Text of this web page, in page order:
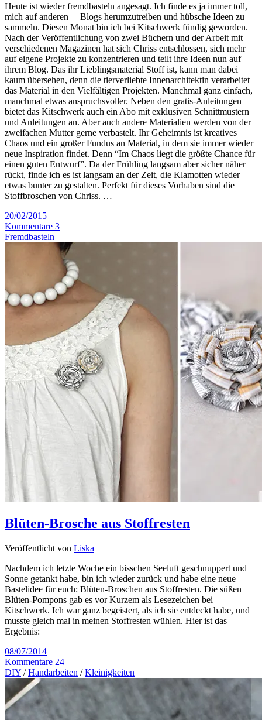
Heute ist wieder fremdbasteln angesagt. Ich finde es ja immer toll,
mich auf anderen Blogs herumzutreiben und hübsche Ideen zu
sammeln. Diesen Monat bin ich bei Kitschwerk fündig geworden.
Nach der Veröffentlichung von zwei Büchern und der Arbeit mit
verschiedenen Magazinen hat sich Chriss entschlossen, sich mehr
auf eigene Projekte zu konzentrieren und teilt ihre Ideen nun auf
ihrem Blog. Das ihr Lieblingsmaterial Stoff ist, kann man dabei
kaum übersehen, denn die tierverliebte Innenarchitektin verarbeitet
das Material in den Vielfältigen Projekten. Manchmal ganz einfach,
manchmal etwas anspruchsvoller. Neben den gratis-Anleitungen
bietet das Kitschwerk auch ein Abo mit exklusiven Schnittmustern
und Anleitungen an. Aber auch andere Materialien werden von der
zweifachen Mutter gerne verbastelt. Ihr Geheimnis ist kreatives
Chaos und ein großer Fundus an Material, in dem sie immer wieder
neue Inspiration findet. Denn “Im Chaos liegt die größte Chance für
einen guten Entwurf”. Da der Frühling langsam aber sicher näher
rückt, finde ich es ist langsam an der Zeit, die Klamotten wieder
etwas bunter zu gestalten. Perfekt für dieses Vorhaben sind die
Stoffbroschen von Chriss. …
20/02/2015
Kommentare 3
Fremdbasteln
Blüten-Brosche aus Stoffresten
Veröffentlicht von Liska
Nachdem ich letzte Woche ein bisschen Seeluft geschnuppert und
Sonne getankt habe, bin ich wieder zurück und habe eine neue
Bastelidee für euch: Blüten-Broschen aus Stoffresten. Die süßen
Blüten-Pompons gab es vor Kurzem als Lesezeichen bei
Kitschwerk. Ich war ganz begeistert, als ich sie entdeckt habe, und
musste gleich mal in meinen Stoffresten wühlen. Hier ist das
Ergebnis:
08/07/2014
Kommentare 24
DIY /Handarbeiten /Kleinigkeiten